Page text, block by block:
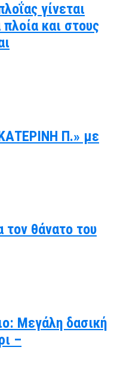
γίνεται
και στους
Π.» με
τον θάνατο του
Μεγάλη δασική
–